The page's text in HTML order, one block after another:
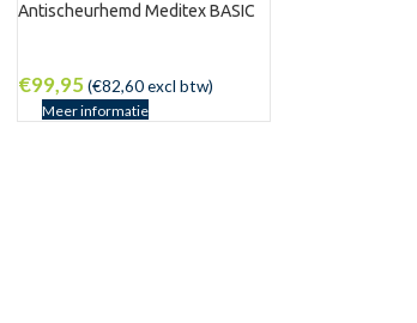
Antischeurhemd Meditex BASIC
€99,95 (€82,60excl btw)
Meer informatie